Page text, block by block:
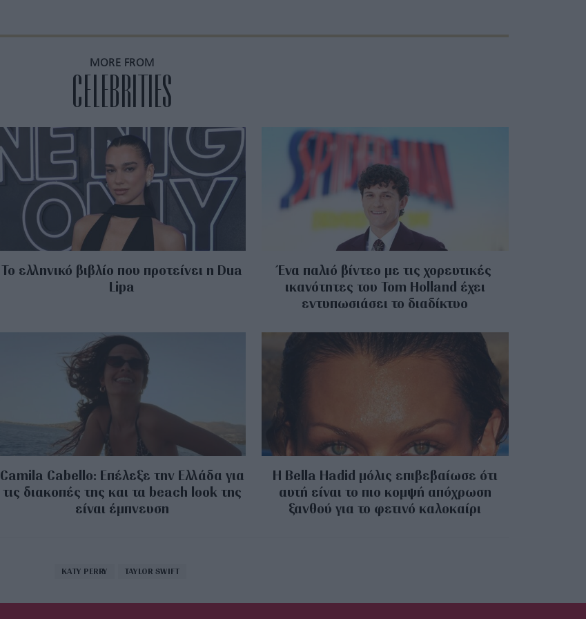
MORE FROM
CELEBRITIES
Το ελληνικό βιβλίο που προτείνει η Dua
Lipa
Ένα παλιό βίντεο με τις χορευτικές
ικανότητες του Tom Holland έχει
εντυπωσιάσει το διαδίκτυο
Camila Cabello: Επέλεξε την Ελλάδα για
τις διακοπές της και τα beach look της
είναι έμπνευση
Η Bella Hadid μόλις επιβεβαίωσε ότι
αυτή είναι το πιο κομψή απόχρωση
ξανθού για το φετινό καλοκαίρι
KATY PERRY TAYLOR SWIFT